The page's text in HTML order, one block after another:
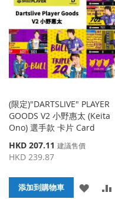
藏
夾
較
(限定)"DARTSLIVE" PLAYER
GOODS V2 小野惠太 (Keita
Ono) 選手款 卡片 Card
特
殊
格
HKD 207.11 建議售價
HKD 239.87
添加到購物車
添